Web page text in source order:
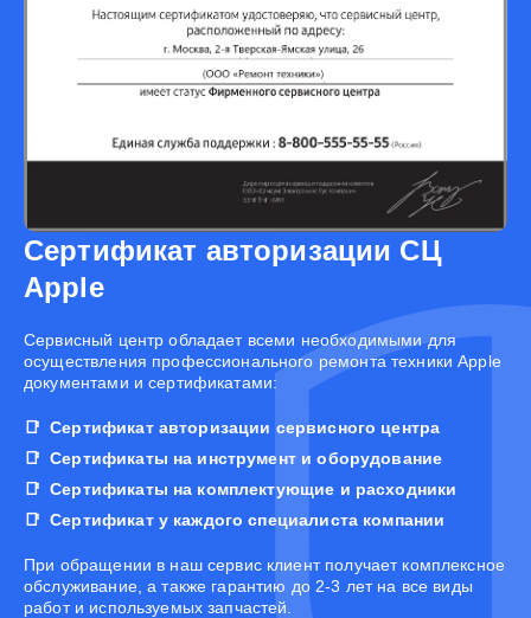
Сертификат авторизации СЦ
Apple
Cервисный центр обладает всеми необходимыми для
осуществления профессионального ремонта техники Apple
документами и сертификатами:
Сертификат авторизации сервисного центра
Сертификаты на инструмент и оборудование
Сертификаты на комплектующие и расходники
Сертификат у каждого специалиста компании
При обращении в наш сервис клиент получает комплексное
обслуживание, а также гарантию до 2-3 лет на все виды
работ и используемых запчастей.